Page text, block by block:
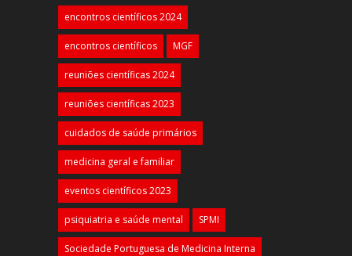
encontros científicos 2024
encontros científicos MGF
reuniões científicas 2024
reuniões científicas 2023
cuidados de saúde primários
medicina geral e familiar
eventos científicos 2023
psiquiatria e saúde mental SPMI
Sociedade Portuguesa de Medicina Interna